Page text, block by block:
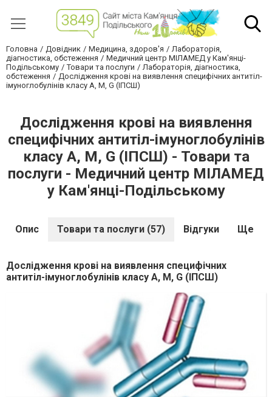
Головна Довідник Медицина, здоров'я
Лабораторія,
діагностика, обстеження
Медичний центр МІЛАМЕД у Кам'янці-
Подільському
Товари та послуги
Лабораторія, діагностика,
обстеження
Дослідження крові на виявлення специфічних антитіл-
імуноглобулінів класу A, M, G (ІПСШ)
Дослідження крові на виявлення
специфічних антитіл-імуноглобулінів
класу A, M, G (ІПСШ) - Товари та
послуги - Медичний центр МІЛАМЕД
у Кам'янці-Подільському
Опис Товари та послуги (57) Відгуки Ще
Дослідження крові на виявлення специфічних
антитіл-імуноглобулінів класу A, M, G (ІПСШ)